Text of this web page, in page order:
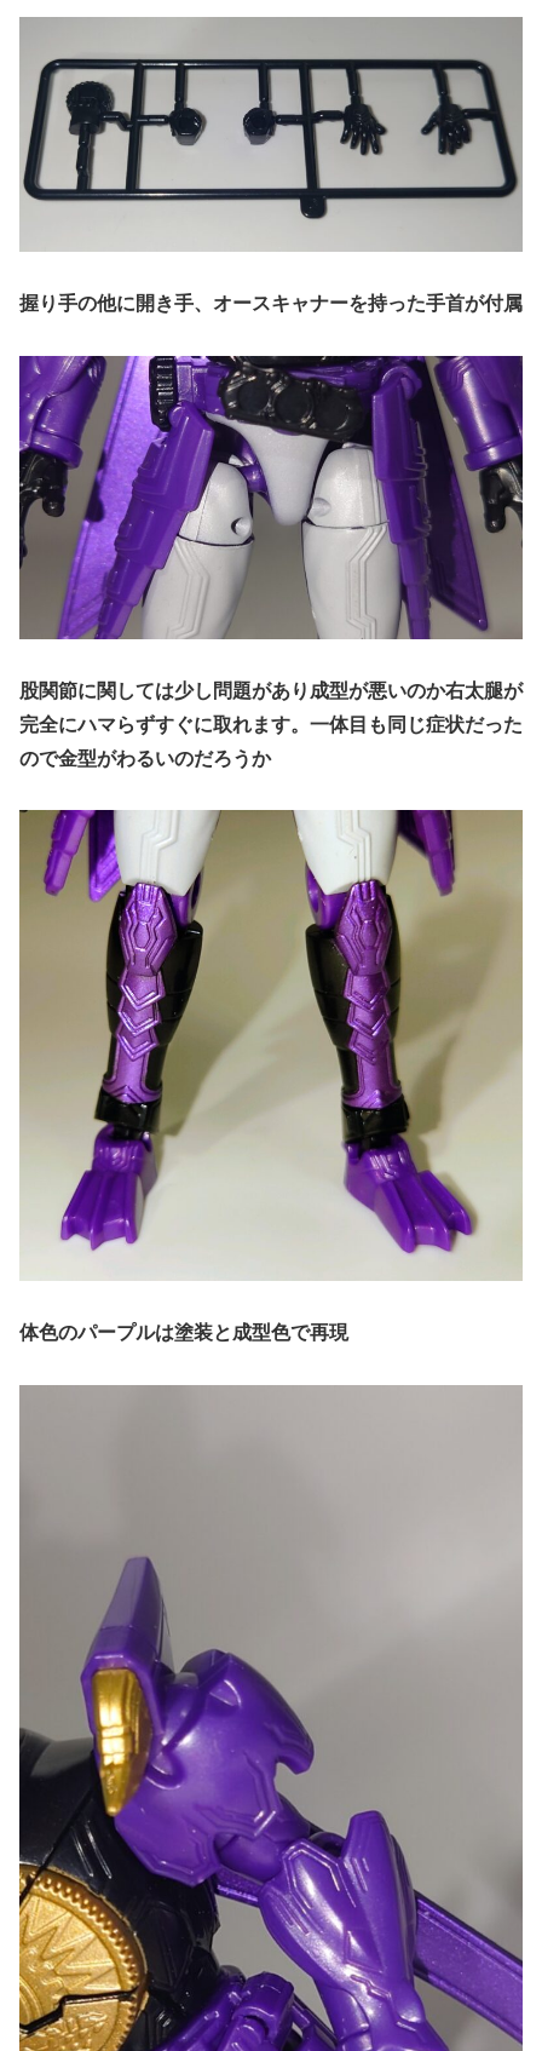
握り手の他に開き手、オースキャナーを持った手首が付属
股関節に関しては少し問題があり成型が悪いのか右太腿が
完全にハマらずすぐに取れます。一体目も同じ症状だった
ので金型がわるいのだろうか
体色のパープルは塗装と成型色で再現